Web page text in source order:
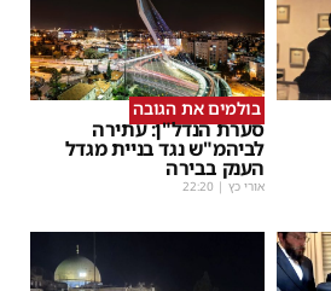
בולמים את הגובה
סערת הנדל"ן: עתירה
לביהמ"ש נגד בניית מגדל
הענק בבירה
אורי כץ |
22:20